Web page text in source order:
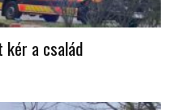
kér a család